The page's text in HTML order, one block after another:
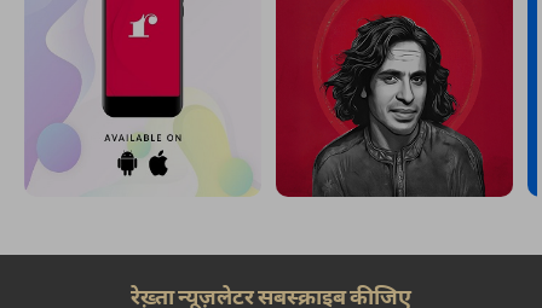
रेख़्ता न्यूज़लेटर सबस्क्राइब कीजिए